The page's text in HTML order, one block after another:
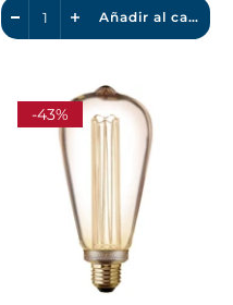
Añadir al carrito
-43%